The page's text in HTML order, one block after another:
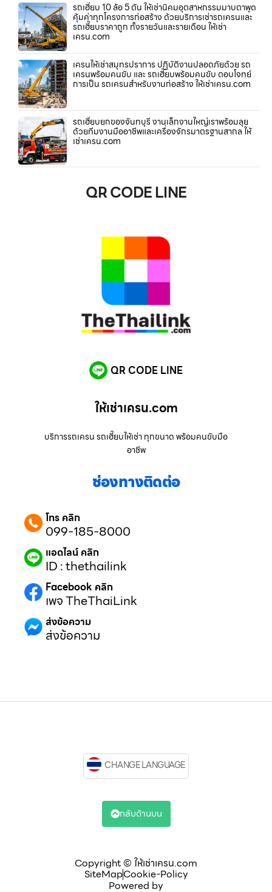
รถเฮี๊ยบ 10 ล้อ 5 ตัน ให้เช่านิคมอุตสาหกรรมมาบตาพุด
คุ้มค่าทุกโครงการก่อสร้าง ด้วยบริการเช่ารถเครนและ
รถเฮี๊ยบราคาถูก ทั้งรายวันและรายเดือน ให้เช่า
เครน.com
เครนให้เช่าสมุทรปราการ ปฏิบัติงานปลอดภัยด้วย รถ
เครนพร้อมคนขับ และ รถเฮี๊ยบพร้อมคนขับ ตอบโจทย์
การเป็น รถเครนสำหรับงานก่อสร้าง ให้เช่าเครน.com
รถเฮี๊ยบยกของจันทบุรี งานเล็กงานใหญ่เราพร้อมลุย
ด้วยทีมงานมืออาชีพและเครื่องจักรมาตรฐานสากล ให้
เช่าเครน.com
QR CODE LINE
QR CODE LINE
ให้เช่าเครน.com
บริการรถเครน รถเฮี๊ยบให้เช่า ทุกขนาด พร้อมคนขับมือ
อาชีพ
ช่องทางติดต่อ
โทร คลิก
099-185-8000
แอดไลน์ คลิก
ID : thethailink
Facebook คลิก
เพจ TheThaiLink
ส่งข้อความ
ส่งข้อความ
Copyright © ให้เช่าเครน.com
SiteMapCookie-Policy
Powered by
CHANGE LANGUAGE
กลับด้านบน